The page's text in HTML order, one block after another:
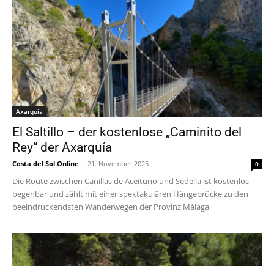
Axarquía
El Saltillo – der kostenlose „Caminito del
Rey“ der Axarquía
Costa del Sol Online - 21. November 2025 0
Die Route zwischen Canillas de Aceituno und Sedella ist kostenlos
begehbar und zählt mit einer spektakulären Hängebrücke zu den
beeindruckendsten Wanderwegen der Provinz Málaga